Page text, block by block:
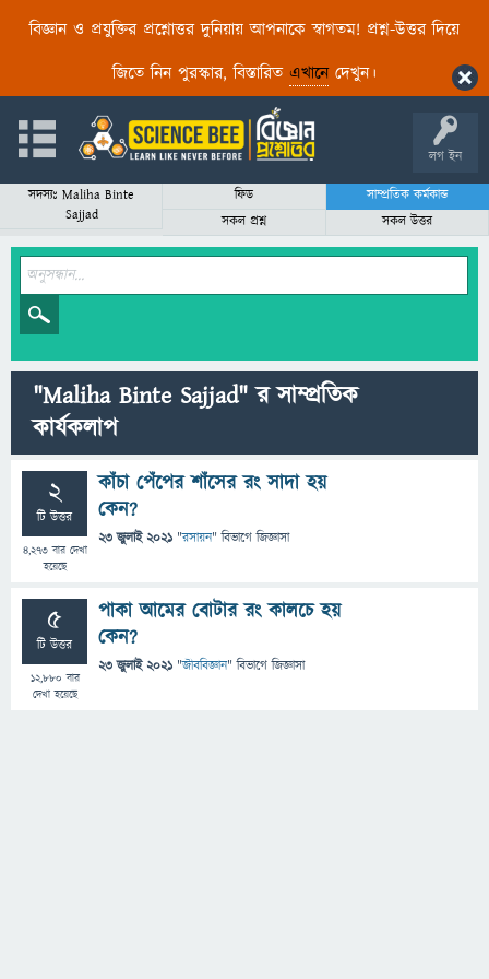
বিজ্ঞান ও প্রযুক্তির প্রশ্নোত্তর দুনিয়ায় আপনাকে স্বাগতম! প্রশ্ন-উত্তর দিয়ে
জিতে নিন পুরস্কার, বিস্তারিত এখানেদেখুন।
লগ ইন
সদস্যঃ Maliha Binte
Sajjad
ফিড
সাম্প্রতিক কর্মকান্ড
সকল প্রশ্ন
সকল উত্তর
"Maliha Binte Sajjad" র সাম্প্রতিক
কার্যকলাপ
2
টি উত্তর
4,273বার দেখা
হয়েছে
কাঁচা পেঁপের শাঁসের রং সাদা হয়
কেন?
23 জুলাই 2021 "রসায়ন" বিভাগে জিজ্ঞাসা
5
টি উত্তর
12,880 বার
দেখা হয়েছে
পাকা আমের বোটার রং কালচে হয়
কেন?
23 জুলাই 2021 "জীববিজ্ঞান" বিভাগে জিজ্ঞাসা